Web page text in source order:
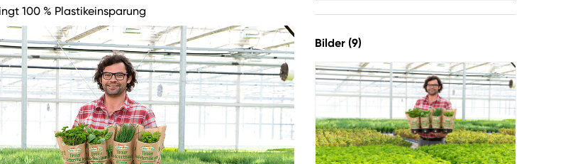
100 % Plastikeinsparung
Bilder (9)